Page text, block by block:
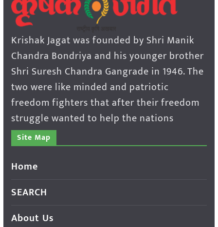
Krishak Jagat was founded by Shri Manik
Chandra Bondriya and his younger brother
Shri Suresh Chandra Gangrade in 1946. The
two were like minded and patriotic
freedom fighters that after their freedom
struggle wanted to help the nations
Site Map
Home
SEARCH
About Us